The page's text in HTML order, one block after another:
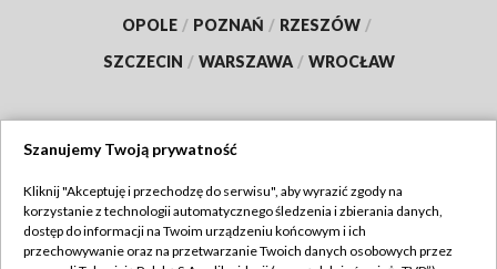
OPOLE / POZNAŃ / RZESZÓW /
SZCZECIN / WARSZAWA / WROCŁAW
TVP
Abonament TVP
Regulamin TVP
Szanujemy Twoją prywatność
Kliknij "Akceptuję i przechodzę do serwisu", aby wyrazić zgody na
korzystanie z technologii automatycznego śledzenia i zbierania danych,
dostęp do informacji na Twoim urządzeniu końcowym i ich
przechowywanie oraz na przetwarzanie Twoich danych osobowych przez